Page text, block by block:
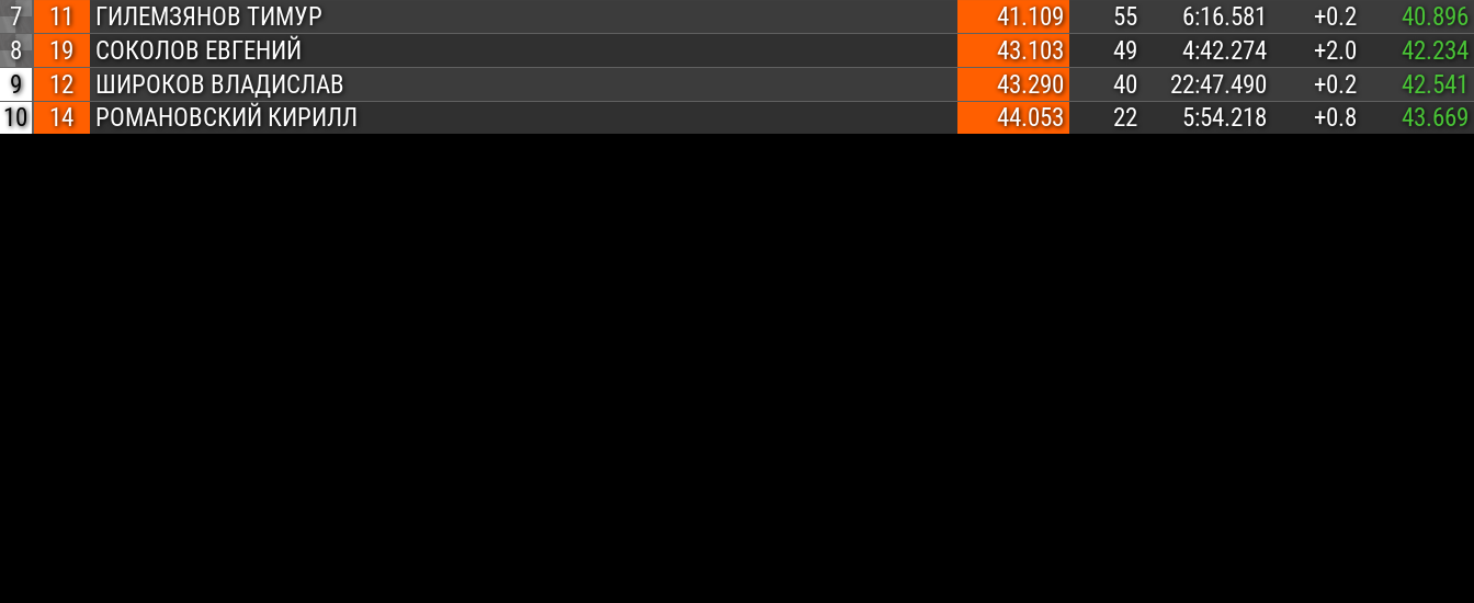
7
11 ГИЛЕМЗЯНОВ ТИМУР 41.109 55 6:16.581 +0.2
40.896
8
19 СОКОЛОВ ЕВГЕНИЙ 43.103 49 4:42.274 +2.0
42.234
9
12 ШИРОКОВ ВЛАДИСЛАВ 43.290 40 22:47.490 +0.2
42.541
10
14 РОМАНОВСКИЙ КИРИЛЛ 44.053 22 5:54.218 +0.8 43.669